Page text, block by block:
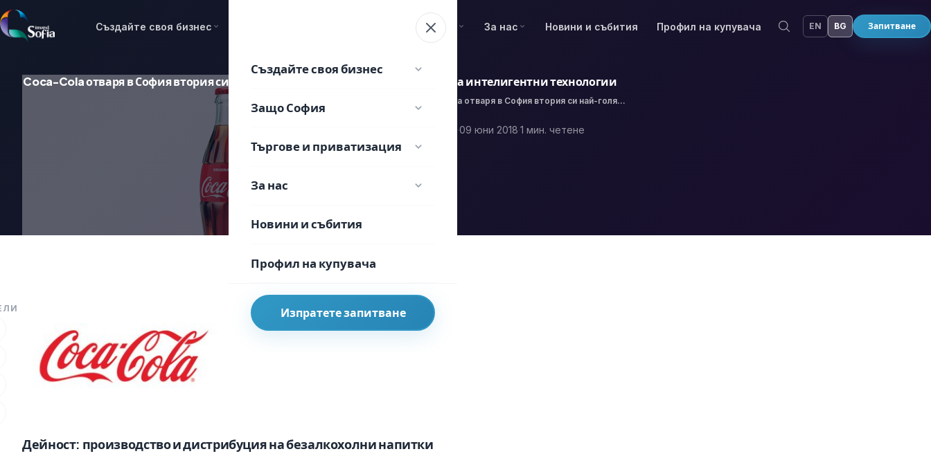
Преминаване
към
съдържанието
Създайте своя бизнес Търгове и приватизация За нас Новини и събития Профил на купувача EN BG Запитване
Създайте своя бизнес
Защо София
Търгове и приватизация
За нас
Новини и събития
Профил на купувача
Изпратете запитване
Coca-Cola отваря в София втория си най-голям в света център за развитие на интелигентни технологии
Coca-Cola отваря в София втория си най-голям в света център за развитие на интелигентни технологии
·09 юни 2018·1 мин. четене
Дейност: производство и дистрибуция на безалкохолни напитки